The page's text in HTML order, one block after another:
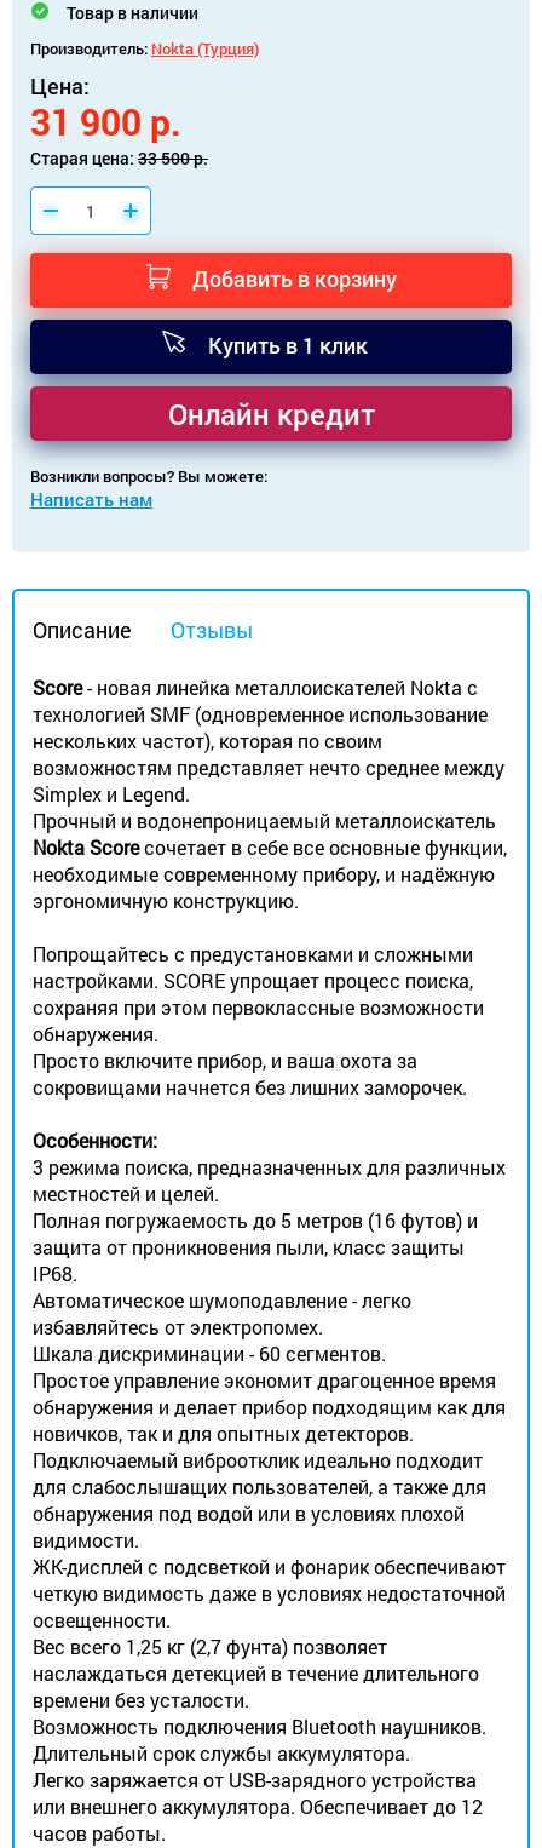
Товар в наличии
Производитель: Nokta (Турция)
Цена:
31 900 р.
Старая цена: 33 500 р.
Добавить в корзину
Купить в 1 клик
Онлайн кредит
Возникли вопросы? Вы можете:
Написать нам
Описание Отзывы
Score- новая линейка металлоискателей Nokta с
технологией SMF (одновременное использование
нескольких частот), которая по своим
возможностям представляет нечто среднее между
Simplex и Legend.
Прочный и водонепроницаемый металлоискатель
Nokta Scoreсочетает в себе все основные функции,
необходимые современному прибору, и надёжную
эргономичную конструкцию.
Попрощайтесь с предустановками и сложными
настройками. SCORE упрощает процесс поиска,
сохраняя при этом первоклассные возможности
обнаружения.
Просто включите прибор, и ваша охота за
сокровищами начнется без лишних заморочек.
Особенности:
3 режима поиска, предназначенных для различных
местностей и целей.
Полная погружаемость до 5 метров (16 футов) и
защита от проникновения пыли, класс защиты
IP68.
Автоматическое шумоподавление - легко
избавляйтесь от электропомех.
Шкала дискриминации - 60 сегментов.
Простое управление экономит драгоценное время
обнаружения и делает прибор подходящим как для
новичков, так и для опытных детекторов.
Подключаемый виброотклик идеально подходит
для слабослышащих пользователей, а также для
обнаружения под водой или в условиях плохой
видимости.
ЖК-дисплей с подсветкой и фонарик обеспечивают
четкую видимость даже в условиях недостаточной
освещенности.
Вес всего 1,25 кг (2,7 фунта) позволяет
наслаждаться детекцией в течение длительного
времени без усталости.
Возможность подключения Bluetooth наушников.
Длительный срок службы аккумулятора.
Легко заряжается от USB-зарядного устройства
или внешнего аккумулятора. Обеспечивает до 12
часов работы.